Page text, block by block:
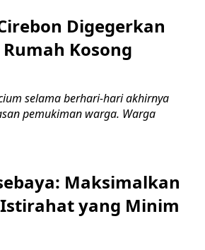
Digegerkan
Kosong
selama berhari-hari akhirnya
pemukiman warga. Warga
Maksimalkan
yang Minim